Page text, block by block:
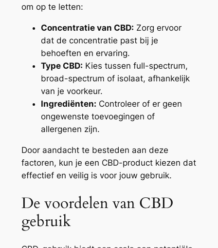
om op te letten:
Concentratie van CBD: Zorg ervoor
dat de concentratie past bij je
behoeften en ervaring.
Type CBD: Kies tussen full-spectrum,
broad-spectrum of isolaat, afhankelijk
van je voorkeur.
Ingrediënten: Controleer of er geen
ongewenste toevoegingen of
allergenen zijn.
Door aandacht te besteden aan deze
factoren, kun je een CBD-product kiezen dat
effectief en veilig is voor jouw gebruik.
De voordelen van CBD
gebruik